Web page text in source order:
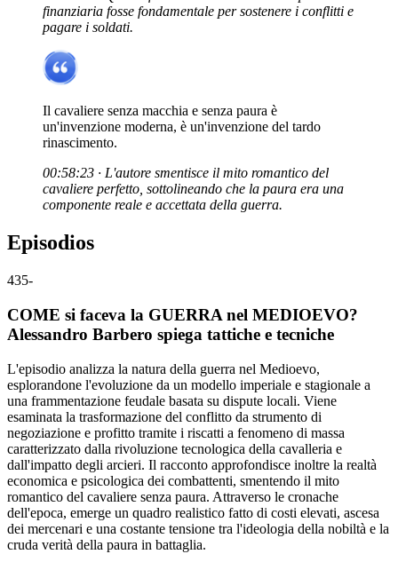
finanziaria fosse fondamentale per sostenere i conflitti e
pagare i soldati.
Il cavaliere senza macchia e senza paura è
un'invenzione moderna, è un'invenzione del tardo
rinascimento.
00:58:23 · L'autore smentisce il mito romantico del
cavaliere perfetto, sottolineando che la paura era una
componente reale e accettata della guerra.
Episodios
435-
COME si faceva la GUERRA nel MEDIOEVO?
Alessandro Barbero spiega tattiche e tecniche
L'episodio analizza la natura della guerra nel Medioevo,
esplorandone l'evoluzione da un modello imperiale e stagionale a
una frammentazione feudale basata su dispute locali. Viene
esaminata la trasformazione del conflitto da strumento di
negoziazione e profitto tramite i riscatti a fenomeno di massa
caratterizzato dalla rivoluzione tecnologica della cavalleria e
dall'impatto degli arcieri. Il racconto approfondisce inoltre la realtà
economica e psicologica dei combattenti, smentendo il mito
romantico del cavaliere senza paura. Attraverso le cronache
dell'epoca, emerge un quadro realistico fatto di costi elevati, ascesa
dei mercenari e una costante tensione tra l'ideologia della nobiltà e la
cruda verità della paura in battaglia.